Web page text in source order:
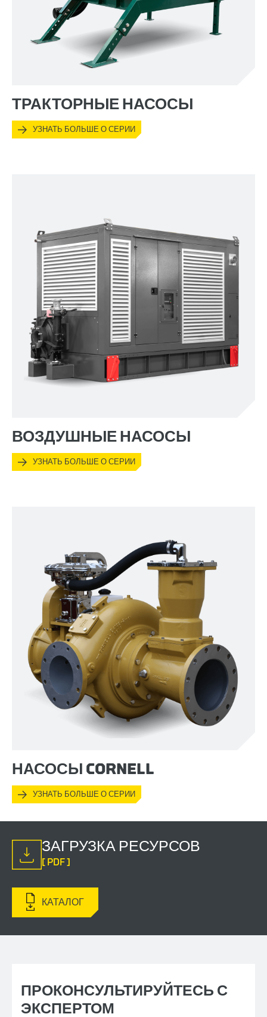
ТРАКТОРНЫЕ НАСОСЫ
УЗНАТЬ БОЛЬШЕ О СЕРИИ
ВОЗДУШНЫЕ НАСОСЫ
УЗНАТЬ БОЛЬШЕ О СЕРИИ
НАСОСЫ CORNELL
УЗНАТЬ БОЛЬШЕ О СЕРИИ
ЗАГРУЗКА РЕСУРСОВ
[ PDF ]
КАТАЛОГ
ПРОКОНСУЛЬТИРУЙТЕСЬ С
ЭКСПЕРТОМ